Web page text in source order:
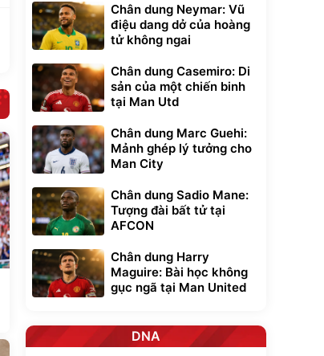
Chân dung Neymar: Vũ
điệu dang dở của hoàng
tử không ngai
Chân dung Casemiro: Di
sản của một chiến binh
tại Man Utd
Chân dung Marc Guehi:
Mảnh ghép lý tưởng cho
Man City
Chân dung Sadio Mane:
Tượng đài bất tử tại
AFCON
Chân dung Harry
Maguire: Bài học không
gục ngã tại Man United
DNA